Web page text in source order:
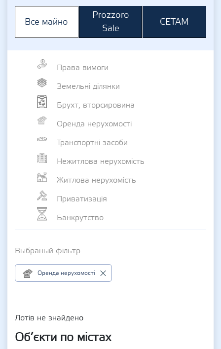
Все майно
Prozzoro
Sale
СЕТАМ
Права вимоги
Земельні ділянки
Брухт, вторсировина
Оренда нерухомості
Транспортні засоби
Нежитлова нерухомість
Житлова нерухомість
Приватизація
Банкрутство
Выбраный фільтр
Оренда нерухомості
Лотів не знайдено
Об’єкти по містах